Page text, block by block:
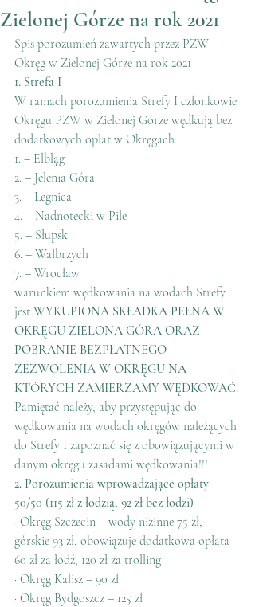
Zielonej Górze na rok 2021
Spis porozumień zawartych przez PZW
Okręg w Zielonej Górze na rok 2021
1. Strefa I
W ramach porozumienia Strefy I członkowie
Okręgu PZW w Zielonej Górze wędkują bez
dodatkowych opłat w Okręgach:
1. – Elbląg
2. – Jelenia Góra
3. – Legnica
4. – Nadnotecki w Pile
5. – Słupsk
6. – Wałbrzych
7. – Wrocław
warunkiem wędkowania na wodach Strefy
jest WYKUPIONA SKŁADKA PEŁNA W
OKRĘGU ZIELONA GÓRA ORAZ
POBRANIE BEZPŁATNEGO
ZEZWOLENIA W OKRĘGU NA
KTÓRYCH ZAMIERZAMY WĘDKOWAĆ.
Pamiętać należy, aby przystępując do
wędkowania na wodach okręgów należących
do Strefy I zapoznać się z obowiązującymi w
danym okręgu zasadami wędkowania!!!
2. Porozumienia wprowadzające opłaty
50/50 (115 zł z łodzią, 92 zł bez łodzi)
· Okręg Szczecin – wody nizinne 75 zł,
górskie 93 zł, obowiązuje dodatkowa opłata
60 zł za łódź, 120 zł za trolling
· Okręg Kalisz – 90 zł
· Okręg Bydgoszcz – 125 zł